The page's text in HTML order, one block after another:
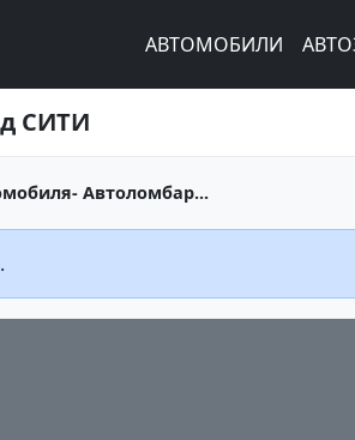
АВТОМОБИЛИ
СИТИ
Автоломбар...